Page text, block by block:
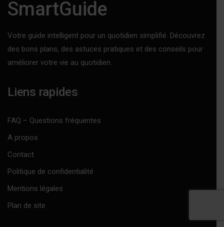
SmartGuide
Votre guide intelligent pour un quotidien simplifié. Découvrez
des bons plans, des astuces pratiques et des conseils pour
améliorer votre vie au quotidien.
Liens rapides
FAQ – Questions fréquentes
A propos
Contact
Politique de confidentialité
Mentions légales
Plan de site